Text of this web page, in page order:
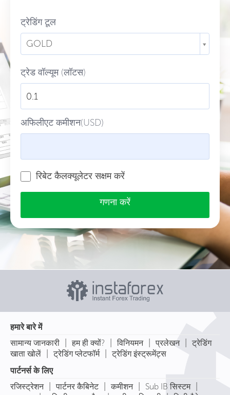
ट्रेडिंग टूल
GOLD
ट्रेड वॉल्यूम (लॉटस)
अफिलीएट कमीशन(USD)
रिबेट कैलक्यूलेटर सक्षम करें
गणना करें
हमारे बारे में
सामान्य जानकारी
हम ही क्यों? विनियमन प्रलेखन
ट्रेडिंग
खाता खोलें
ट्रेडिंग प्लेटफॉर्म
ट्रेडिंग इंस्ट्रूमेंट्स
पार्टनर्स के लिए
रजिस्ट्रेशन
पार्टनर कैबिनेट कमीशन Sub IB सिस्टम